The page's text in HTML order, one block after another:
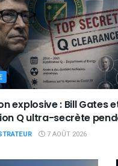
explosive : Bill Gates
Q ultra-secrète
7 AOÛT 2026